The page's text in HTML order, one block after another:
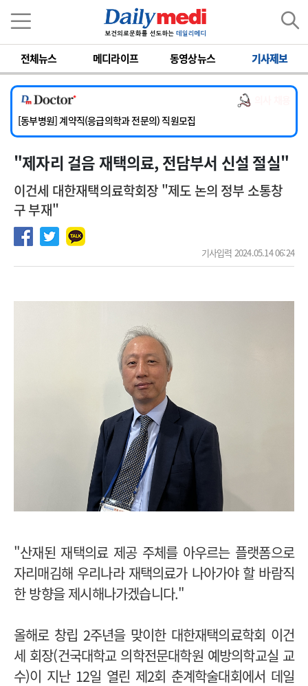
전체뉴스 메디라이프 동영상뉴스 기사제보
[서울아산병원] 2026년 하반기 인턴 모집
[영남대학교의료원] 마취통증의학과 임기제 임상의사 채용
[충남대학교병원] 소아청소년과(소아응급전담) 계약직 의사 공개채용
[동부병원] 계약직(응급의학과 전문의) 직원모집
[이대목동병원] 하반기 전공의(레지던트1년차) 모집
[서울아산병원] 2026년 하반기 인턴 모집
"제자리 걸음 재택의료, 전담부서 신설 절실"
이건세 대한재택의료학회장 "제도 논의 정부 소통창
구 부재"
기사입력 2024.05.14 06:24
"산재된 재택의료 제공 주체를 아우르는 플랫폼으로
자리매김해 우리나라 재택의료가 나아가야 할 바람직
한 방향을 제시해나가겠습니다."
올해로 창립 2주년을 맞이한 대한재택의료학회 이건
세 회장(건국대학교 의학전문대학원 예방의학교실 교
수)이 지난 12일 열린 제2회 춘계학술대회에서 데일